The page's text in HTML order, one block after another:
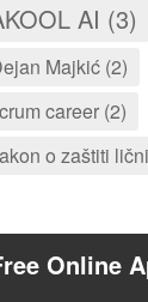
AI (3)
Majkić (2)
career (2)
o zaštiti
Online